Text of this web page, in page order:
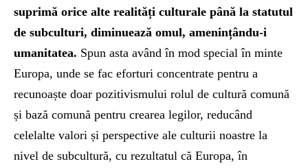
suprimă orice alte realități culturale până la statutul
de subculturi, diminuează omul, amenințându-i
umanitatea. Spun asta având în mod special în minte
Europa, unde se fac eforturi concentrate pentru a
recunoaște doar pozitivismului rolul de cultură comună
și bază comună pentru crearea legilor, reducând
celelalte valori și perspective ale culturii noastre la
nivel de subcultură, cu rezultatul că Europa, în